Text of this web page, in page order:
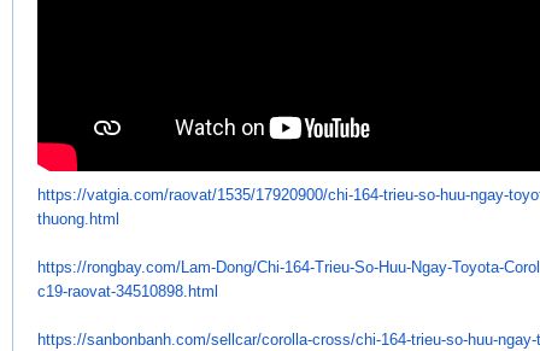
https://vatgia.com/raovat/1535/17920900/chi-164-trieu-so-huu-ngay-
thuong.html
https://rongbay.com/Lam-Dong/Chi-164-Trieu-So-Huu-Ngay-Toyota-
c19-raovat-34510898.html
https://sanbonbanh.com/sellcar/corolla-cross/chi-164-trieu-so-huu-